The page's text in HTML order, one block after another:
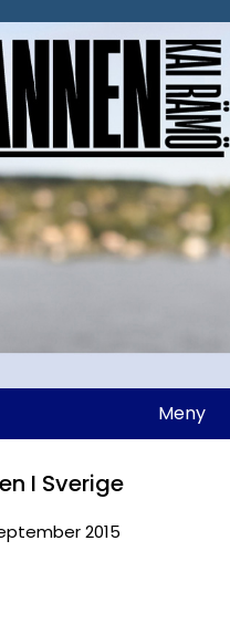
Meny
I Sverige
2015